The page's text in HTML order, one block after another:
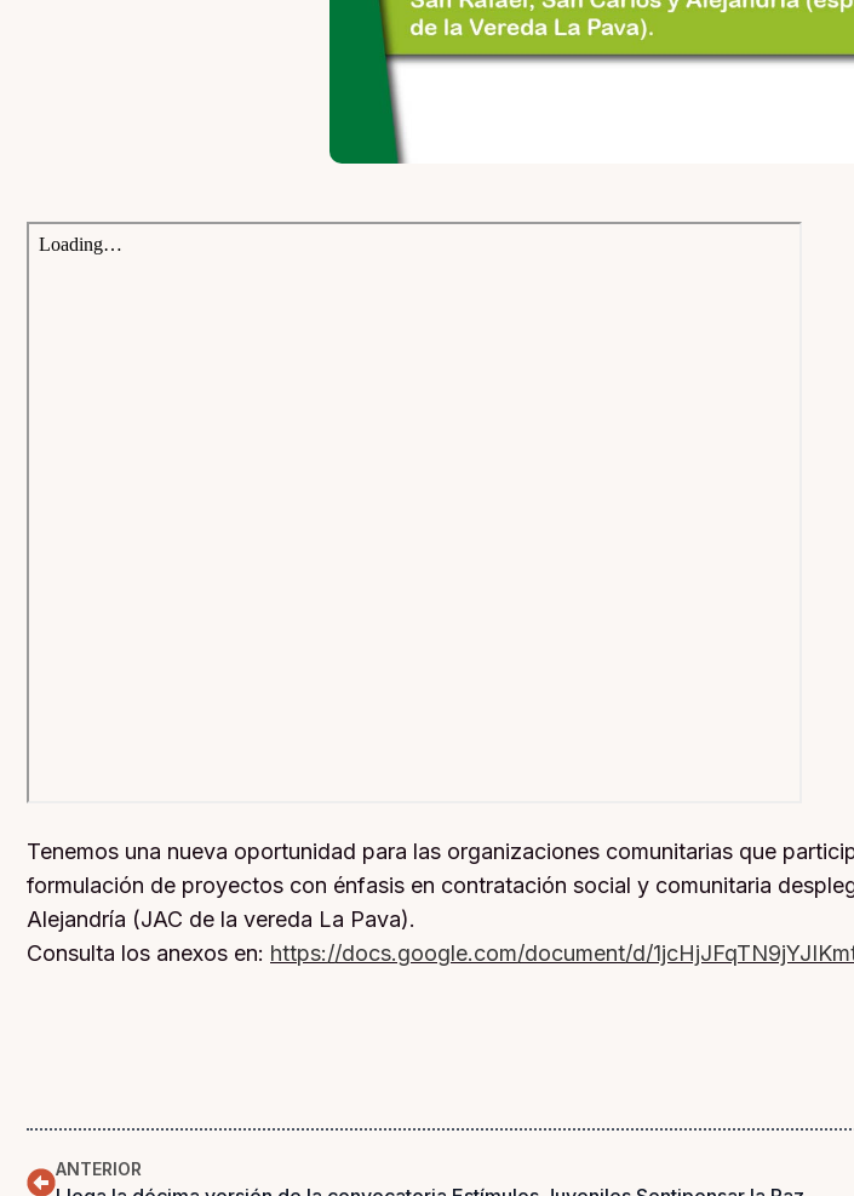
Tenemos una nueva oportunidad para las organizaciones comunitarias que
formulación de proyectos con énfasis en contratación social y comunitaria
Alejandría (JAC de la vereda La Pava).
Consulta los anexos en: https://docs.google.com/document/d/
ANTERIOR